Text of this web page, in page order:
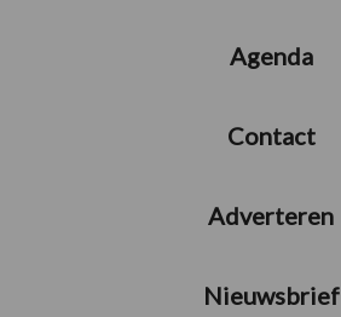
Agenda
Contact
Adverteren
Nieuwsbrief